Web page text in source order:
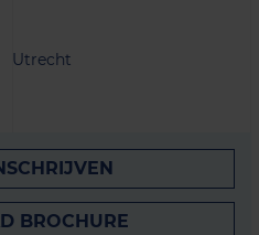
Utrecht
BROCHURE